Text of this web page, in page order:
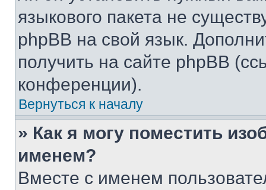
языкового пакета не
phpBB на свой язык.
получить на сайте phpBB
конференции).
Вернуться к началу
» Как я могу поместить
именем?
Вместе с именем